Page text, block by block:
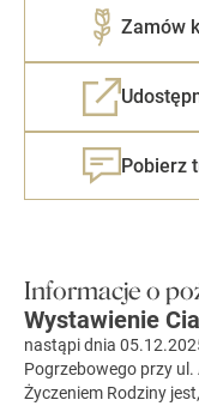
Zamów
Pobierz
Informacje o
Wystawienie
nastąpi dnia
Pogrzebowego przy
Życzeniem Rodziny